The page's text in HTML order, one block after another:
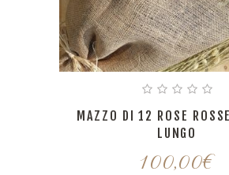
MAZZO DI 12 ROSE
LUNGO
100,00€